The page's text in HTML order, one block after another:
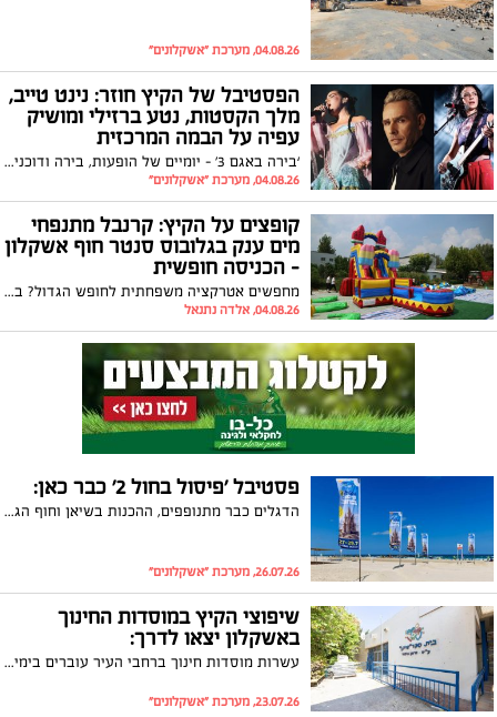
04.08.26, מערכת "אשקלונים"
הפסטיבל של הקיץ חוזר: נינט טייב,
מלך הקסטות, נטע ברזילי ומושיק
עפיה על הבמה המרכזית
‘בירה באגם 3’ - יומיים של הופעות, בירה ודוכני אוכל באקו-פארק אשקלון - 26-27 באוגוסט | כרטיסים במחיר מוזל לתושבי אשקלון
04.08.26, מערכת "אשקלונים"
קופצים על הקיץ: קרנבל מתנפחי
מים ענק בגלובוס סנטר חוף אשקלון
– הכניסה חופשית
מחפשים אטרקציה משפחתית לחופש הגדול? בין התאריכים 9-11 באוגוסט 2026 יתקיים במתחם גלובוס סנטר חוף אשקלון אירוע הקיץ הגדול "קופצים על הקיץ" עם מתחם מתנפחי מים ענק שייפתח לקהל הרחב
04.08.26, אלדה נתנאל
פסטיבל 'פיסול בחול 2' כבר כאן:
הדגלים כבר מתנופפים, ההכנות בשיאן וחוף הגולשים מוכן לאחד מאירועי הקיץ היפים של השנה; שלושה ימים | 27-29.7 | בין השעות 08:00-20:00 | הכניסה חופשית - מחכים לכם!
26.07.26, מערכת "אשקלונים"
שיפוצי הקיץ במוסדות החינוך
באשקלון יצאו לדרך:
עשרות מוסדות חינוך ברחבי העיר עוברים בימים אלו עבודות שדרוג ופיתוח תשתיות לקראת פתיחת שנת הלימודים תשפ"ז
23.07.26, מערכת "אשקלונים"